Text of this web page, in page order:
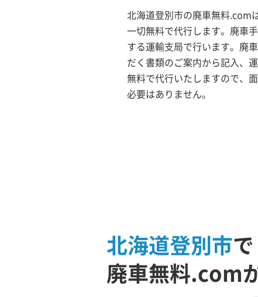
北海道登別市の廃車無料.com
一切無料で代行します。廃車
する運輸支局で行います。廃
だく書類のご案内から記入、
無料で代行いたしますので、
必要はありません。
北海道登別市で
廃車無料.com